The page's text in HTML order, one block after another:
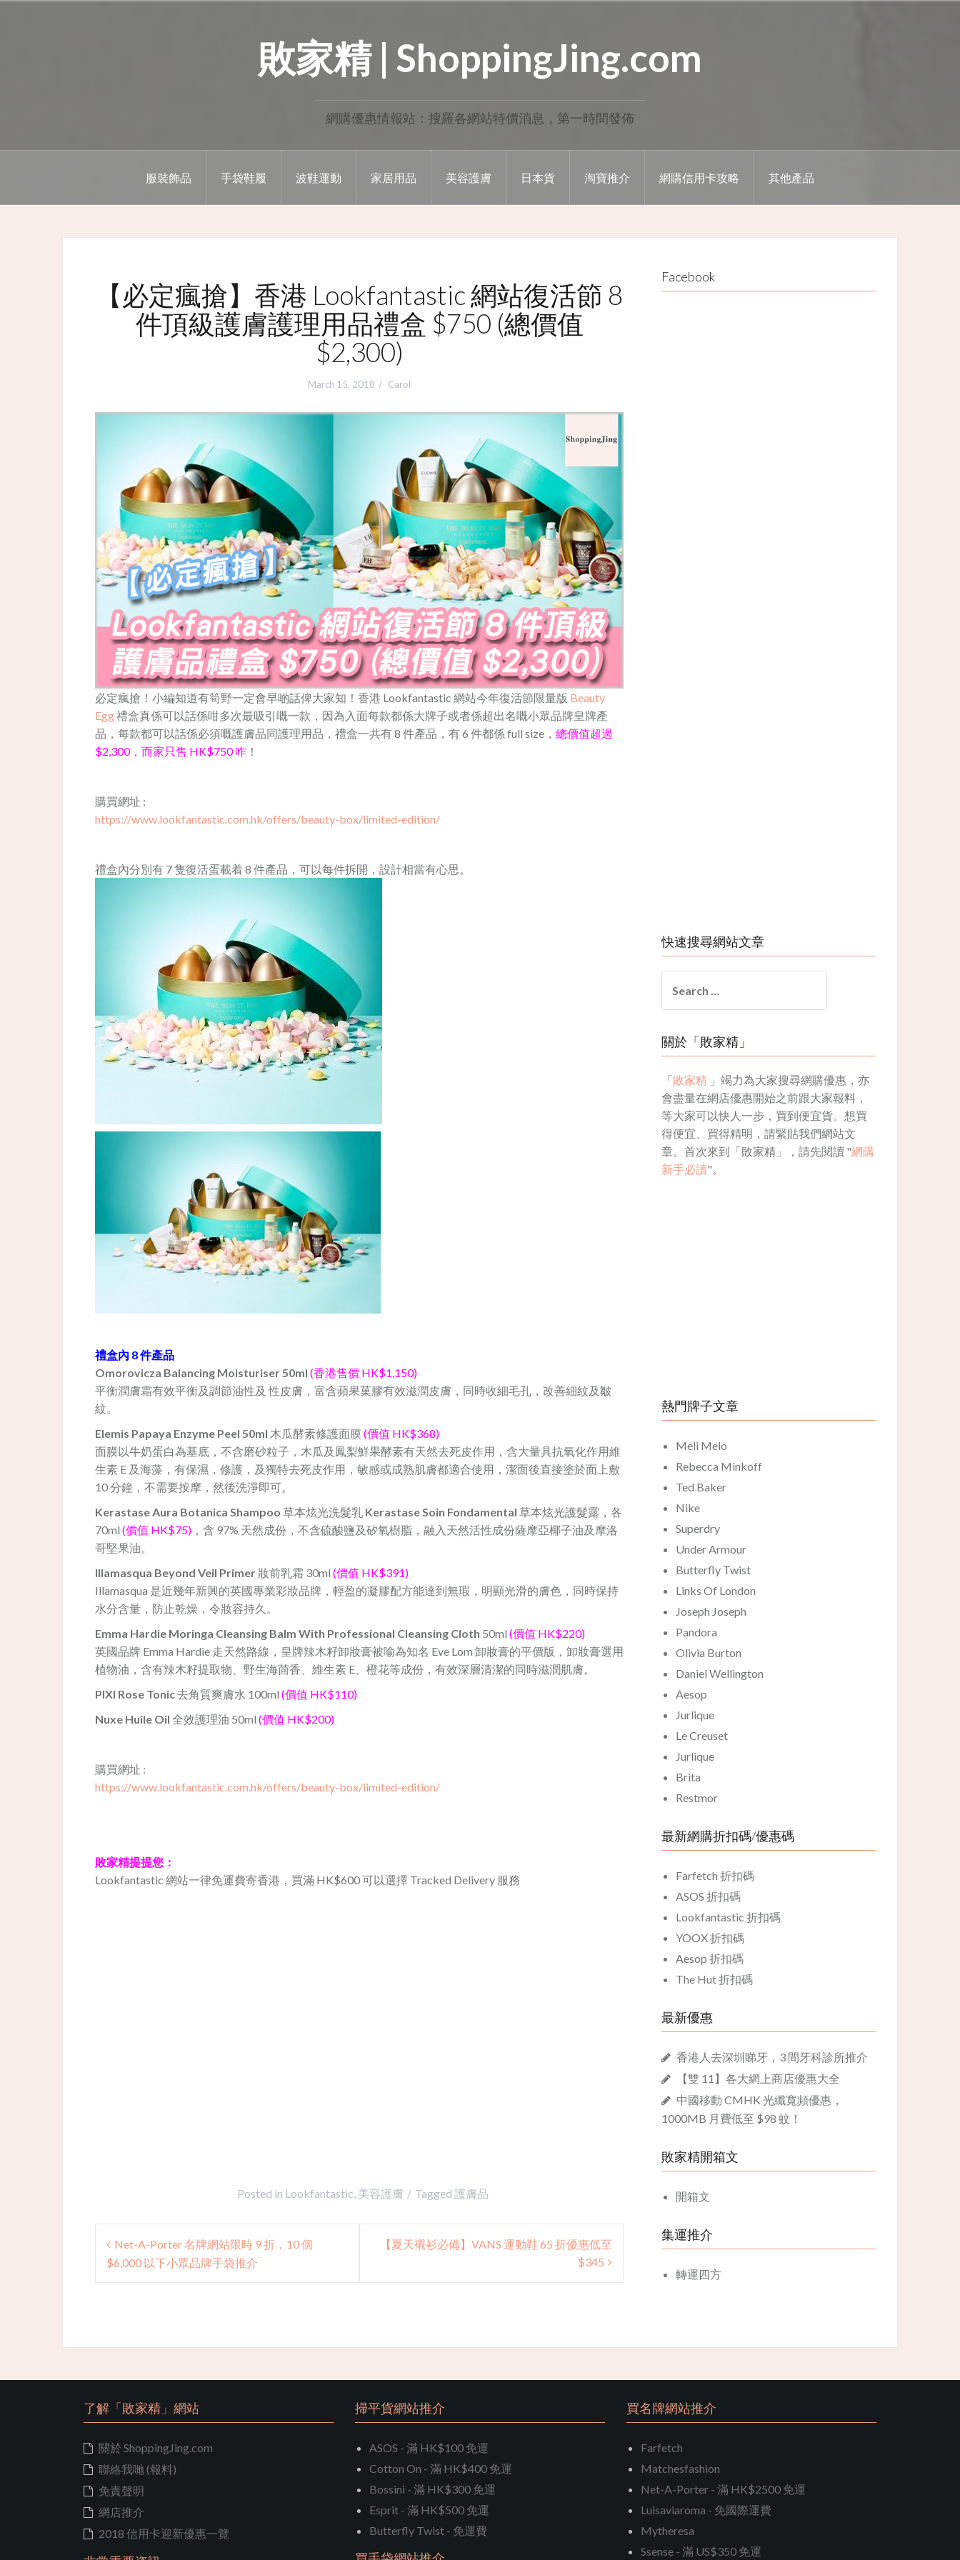
敗家精 | ShoppingJing.com
網購優惠情報站：搜羅各網站特價消息，第一時間發佈
服裝飾品 手袋鞋履 波鞋運動 家居用品 美容護膚 日本貨 淘寶推介 網購信用卡攻略 其他產品
【必定瘋搶】香港 Lookfantastic 網站復活節 8
件頂級護膚護理用品禮盒 $750 (總價值
$2,300)
March 15, 2018 Carol
必定瘋搶！小編知道有筍野一定會早啲話俾大家知！香港 Lookfantastic 網站今年復活節限量版 Beauty
Egg禮盒真係可以話係咁多次最吸引嘅一款，因為入面每款都係大牌子或者係超出名嘅小眾品牌皇牌產
品，每款都可以話係必須嘅護膚品同護理用品，禮盒一共有 8 件產品，有 6 件都係 full size， 總價值超過
$2,300，而家只售 HK$750 咋 ！
購買網址 :
https://www.lookfantastic.com.hk/offers/beauty-box/limited-edition/
禮盒內分別有 7 隻復活蛋載着 8 件產品，可以每件拆開，設計相當有心思。
禮盒內 8 件產品
Omorovicza Balancing Moisturiser 50ml (香港售價 HK$1,150)
平衡潤膚霜有效平衡及調節油性及 性皮膚，富含蘋果菓膠有效滋潤皮膚，同時收細毛孔，改善細紋及皺
紋。
Elemis Papaya Enzyme Peel 50ml 木瓜酵素修護面膜 (價值 HK$368)
面膜以牛奶蛋白為基底，不含磨砂粒子，木瓜及鳳梨鮮果酵素有天然去死皮作用，含大量具抗氧化作用維
生素 E 及海藻，有保濕，修護，及獨特去死皮作用，敏感或成熟肌膚都適合使用，潔面後直接塗於面上敷
10 分鐘，不需要按摩，然後洗淨即可。
Kerastase Aura Botanica Shampoo 草本炫光洗髮乳 Kerastase Soin Fondamental 草本炫光護髮露，各
70ml (價值 HK$75) ，含 97% 天然成份，不含硫酸鹽及矽氧樹脂，融入天然活性成份薩摩亞椰子油及摩洛
哥堅果油。
Illamasqua Beyond Veil Primer 妝前乳霜 30ml (價值 HK$391)
Illamasqua 是近幾年新興的英國專業彩妝品牌，輕盈的凝膠配方能達到無瑕，明顯光滑的膚色，同時保持
水分含量，防止乾燥，令妝容持久。
Emma Hardie Moringa Cleansing Balm With Professional Cleansing Cloth 50ml (價值 HK$220)
英國品牌 Emma Hardie 走天然路線，皇牌辣木籽卸妝膏被喻為知名 Eve Lom 卸妝膏的平價版，卸妝膏選用
植物油，含有辣木籽提取物、野生海茴香、維生素 E、橙花等成份，有效深層清潔的同時滋潤肌膚。
PIXI Rose Tonic去角質爽膚水 100ml (價值 HK$110)
Nuxe Huile Oil 全效護理油 50ml (價值 HK$200)
購買網址 :
https://www.lookfantastic.com.hk/offers/beauty-box/limited-edition/
敗家精提提您：
Lookfantastic 網站一律免運費寄香港，買滿 HK$600 可以選擇 Tracked Delivery 服務
Posted in Lookfantastic, 美容護膚 Tagged 護膚品
Post
navigation
Net-A-Porter 名牌網站限時 9 折，10 個
$6,000 以下小眾品牌手袋推介
【夏天襯衫必備】VANS 運動鞋 65 折優惠低至
$345
Facebook
快速搜尋網站文章
for:
關於「敗家精」
「敗家精 」竭力為大家搜尋網購優惠，亦
會盡量在網店優惠開始之前跟大家報料，
等大家可以快人一步，買到便宜貨。想買
得便宜、買得精明，請緊貼我們網站文
章。首次來到「敗家精」，請先閱讀 "網購
新手必讀"。
熱門牌子文章
Meli Melo
Rebecca Minkoff
Ted Baker
Nike
Superdry
Under Armour
Butterfly Twist
Links Of London
Joseph Joseph
Pandora
Olivia Burton
Daniel Wellington
Aesop
Jurlique
Le Creuset
Jurlique
Brita
Restmor
最新網購折扣碼/優惠碼
Farfetch 折扣碼
ASOS 折扣碼
Lookfantastic 折扣碼
YOOX 折扣碼
Aesop 折扣碼
The Hut 折扣碼
最新優惠
香港人去深圳睇牙，3 間牙科診所推介
【雙 11】各大網上商店優惠大全
中國移動 CMHK 光纖寬頻優惠，
1000MB 月費低至 $98 蚊！
敗家精開箱文
開箱文
集運推介
轉運四方
了解「敗家精」網站
關於 ShoppingJing.com
聯絡我哋 (報料)
免責聲明
網店推介
2018 信用卡迎新優惠一覽
掃平貨網站推介
ASOS - 滿 HK$100 免運
Cotton On - 滿 HK$400 免運
Bossini - 滿 HK$300 免運
Esprit - 滿 HK$500 免運
Butterfly Twist - 免運費
買名牌網站推介
Farfetch
Matchesfashion
Net-A-Porter - 滿 HK$2500 免運
Luisaviaroma - 免國際運費
Mytheresa
Ssense - 滿 US$350 免運